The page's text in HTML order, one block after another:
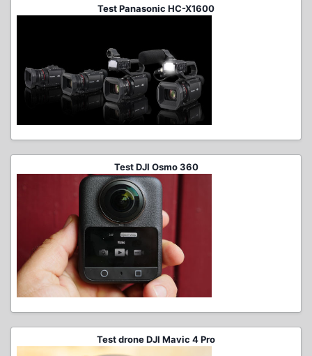
Test Panasonic HC-X1600
Test DJI Osmo 360
Test drone DJI Mavic 4 Pro